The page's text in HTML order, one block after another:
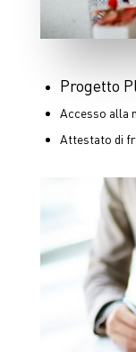
Progetto
Accesso alla
Attestato di